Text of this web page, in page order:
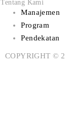
Tentang Kami
Manajemen
Program
Pendekatan
COPYRIGHT ©